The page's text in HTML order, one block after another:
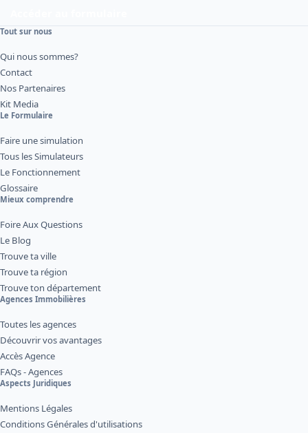
Tout sur nous
Qui nous sommes?
Contact
Nos Partenaires
Kit Media
Le Formulaire
Faire une simulation
Tous les Simulateurs
Le Fonctionnement
Glossaire
Mieux comprendre
Foire Aux Questions
Le Blog
Trouve ta ville
Trouve ta région
Trouve ton département
Agences Immobilières
Toutes les agences
Découvrir vos avantages
Accès Agence
FAQs - Agences
Aspects Juridiques
Mentions Légales
Conditions Générales d'utilisations